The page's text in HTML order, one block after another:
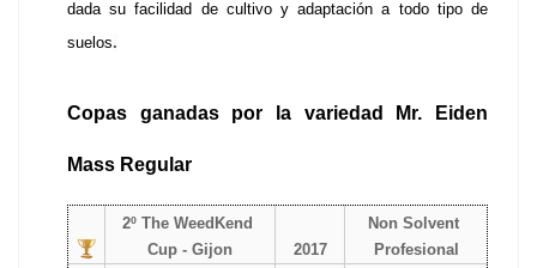
dada su facilidad de cultivo y adaptación a todo tipo de
suelos.
Copas ganadas por la variedad Mr. Eiden
Mass Regular
2º The WeedKend
Cup - Gijon
2017
Non Solvent
Profesional